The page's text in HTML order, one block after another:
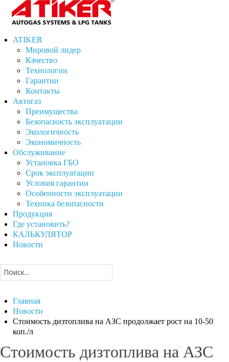
ATIKER
Мировой лидер
Качество
Технологии
Гарантии
Контакты
Автогаз
Преимущества
Безопасность эксплуатации
Экологичность
Экономичность
Обслуживание
Установка ГБО
Срок эксплуатации
Условия гарантии
Особенности эксплуатации
Техника безопасности
Продукция
Где установить?
КАЛЬКУЛЯТОР
Новости
Главная
Новости
Стоимость дизтоплива на АЗС продолжает рост на 10-50
коп./л
Стоимость дизтоплива на АЗС